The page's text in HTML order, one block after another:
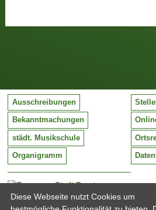
Stadt Barntrup
Mittelstraße 38
32683 Barntrup
Ausschreibungen
Bekanntmachungen
städt. Musikschule
Organigramm
Diese Webseite nutzt Cookies um